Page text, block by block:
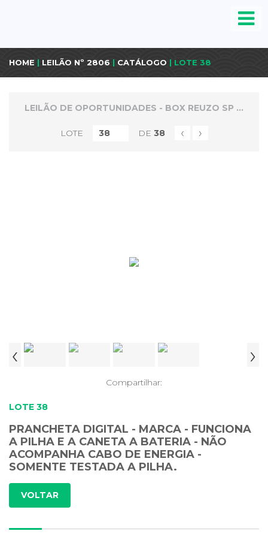
HOME | LEILÃO Nº 2806 | CATÁLOGO | LOTE 38
LEILÃO DE OPORTUNIDADES - BOX REUZO SP CAPITAL
LOTE DE 38 ‹ ›
‹ ›
Compartilhar:
LOTE 38
PRANCHETA DIGITAL - MARCA - FUNCIONA
A PILHA E A CANETA A BATERIA - NÃO
ACOMPANHA CABO DE ENERGIA -
SOMENTE TESTADA A PILHA.
VOLTAR